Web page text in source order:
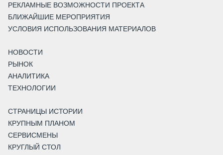
РЕКЛАМНЫЕ ВОЗМОЖНОСТИ ПРОЕКТА
БЛИЖАЙШИЕ МЕРОПРИЯТИЯ
УСЛОВИЯ ИСПОЛЬЗОВАНИЯ МАТЕРИАЛОВ
НОВОСТИ
РЫНОК
АНАЛИТИКА
ТЕХНОЛОГИИ
СТРАНИЦЫ ИСТОРИИ
КРУПНЫМ ПЛАНОМ
СЕРВИСМЕНЫ
КРУГЛЫЙ СТОЛ